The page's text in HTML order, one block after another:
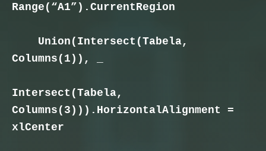
Range(“A1”).CurrentRegion
Union(Intersect(Tabela,
Columns(1)), _
Intersect(Tabela,
Columns(3))).HorizontalAlignment =
xlCenter